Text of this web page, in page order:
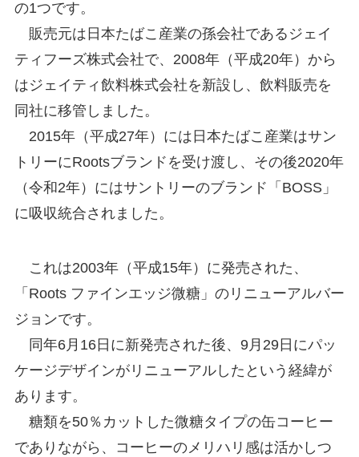
の1つです。
販売元は日本たばこ産業の孫会社であるジェイ
ティフーズ株式会社で、2008年（平成20年）から
はジェイティ飲料株式会社を新設し、飲料販売を
同社に移管しました。
2015年（平成27年）には日本たばこ産業はサン
トリーにRootsブランドを受け渡し、その後2020年
（令和2年）にはサントリーのブランド「BOSS」
に吸収統合されました。
これは2003年（平成15年）に発売された、
「Roots ファインエッジ微糖」のリニューアルバー
ジョンです。
同年6月16日に新発売された後、9月29日にパッ
ケージデザインがリニューアルしたという経緯が
あります。
糖類を50％カットした微糖タイプの缶コーヒー
でありながら、コーヒーのメリハリ感は活かしつ